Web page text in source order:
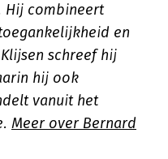
Hij combineert
en
schreef hij
hij ook
vanuit het
Meer over Bernard